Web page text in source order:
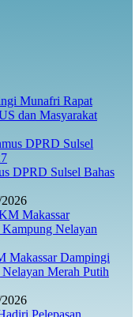
Munafri Rapat
dan Masyarakat
DPRD Sulsel Bahas
Makassar Dampingi
Merah Putih